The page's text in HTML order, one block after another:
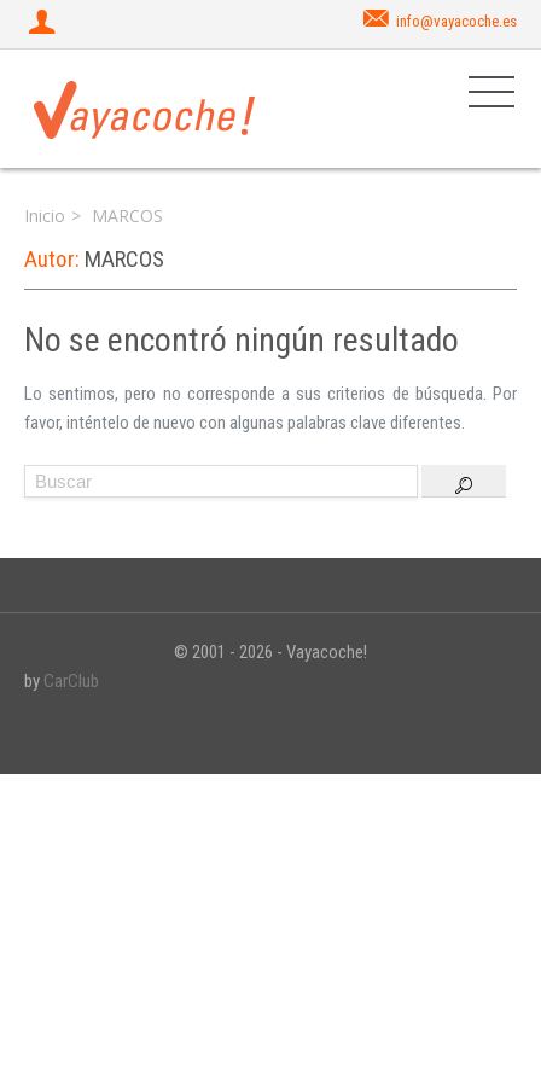
Iniciar sesión
INICIAR SESIÓN
info@vayacoche.es
Inicio MARCOS
Autor: MARCOS
No se encontró ningún resultado
Lo sentimos, pero no corresponde a sus criterios de búsqueda. Por
favor, inténtelo de nuevo con algunas palabras clave diferentes.
© 2001 - 2026 - Vayacoche!
by CarClub